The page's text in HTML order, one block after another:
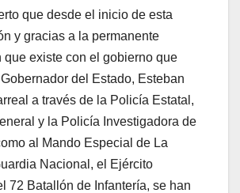
que desde el inicio de esta
y gracias a la permanente
que existe con el gobierno que
del Estado, Esteban
a través de la Policía Estatal,
y la Policía Investigadora de
al Mando Especial de La
Nacional, el Ejército
72 Batallón de Infantería, se han